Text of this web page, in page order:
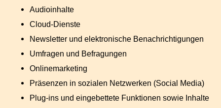
Audioinhalte
Cloud-Dienste
Newsletter und elektronische Benachrichtigungen
Umfragen und Befragungen
Onlinemarketing
Präsenzen in sozialen Netzwerken (Social Media)
Plug-ins und eingebettete Funktionen sowie Inhalte